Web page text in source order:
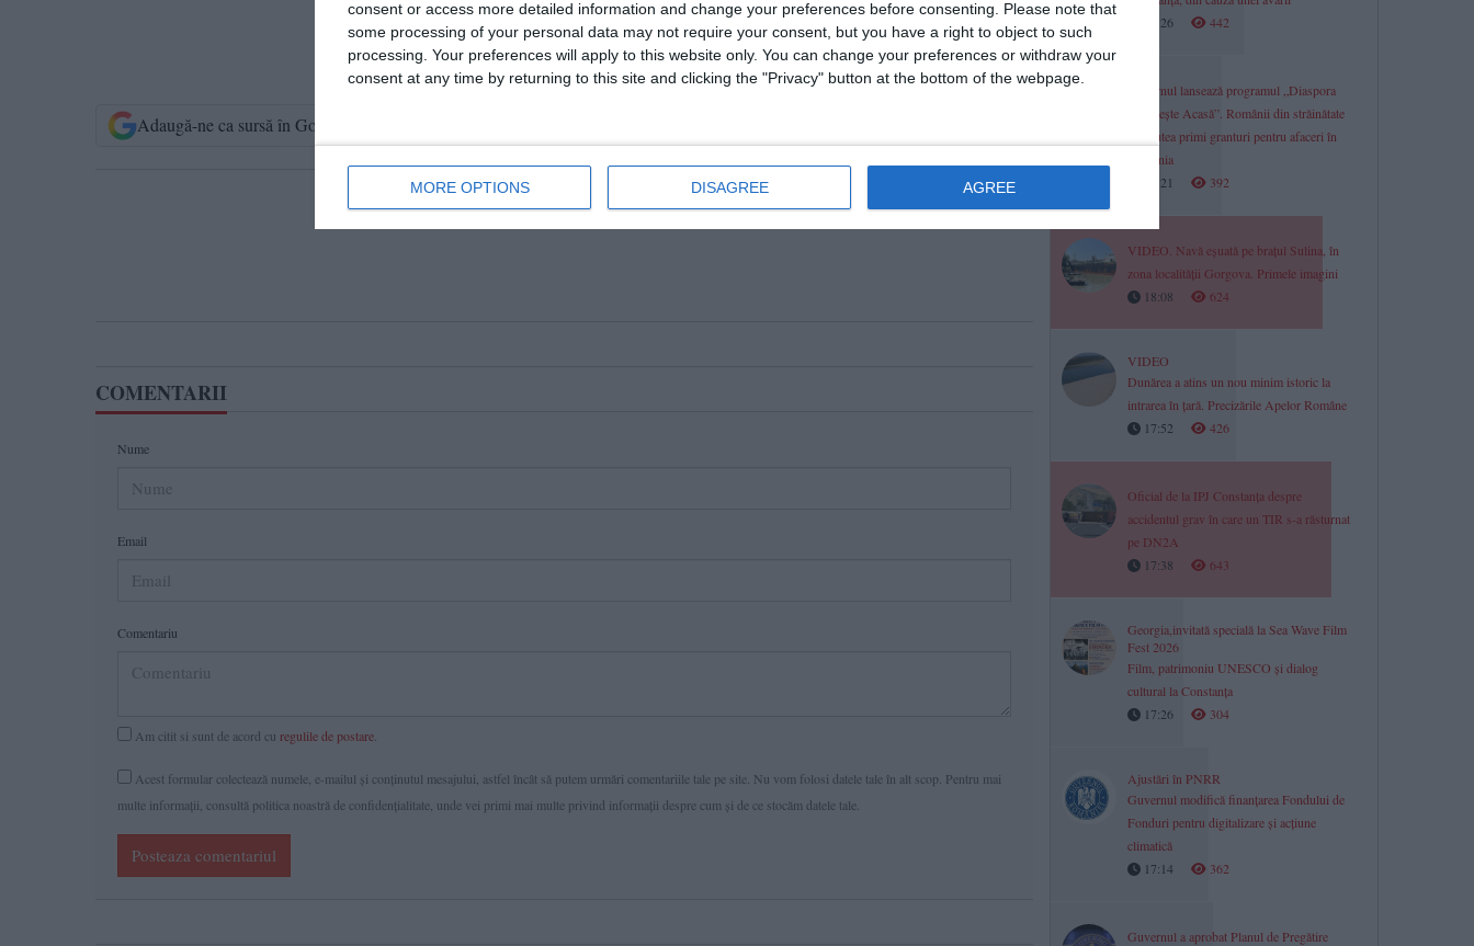
consent or access more detailed information and change your preferences before consenting.
Please note that
some processing of your personal data may not require your consent, but you have a right to object to such
processing. Your preferences will apply to this website only. You can change your preferences or withdraw your
consent at any time by returning to this site and clicking the "Privacy" button at the bottom of the webpage.
MORE OPTIONS DISAGREE AGREE
Adaugă-ne ca sursă în Google
Ti-a placut articolul?
COMENTARII
Nume
Email
Comentariu
Am citit si sunt de acord cu regulile de postare
Acest formular colectează numele, e-mailul şi conținutul mesajului, astfel încât să putem urmări comentariile tale pe site. Nu vom folosi datele tale în alt scop. Pentru mai
multe informaţii, consultă politica noastră de confidenţialitate, unde vei primi mai multe privind informaţii despre cum și de ce stocăm datele tale.
Posteaza comentariul
18:26
442
Guvernul lansează programul „Diaspora
Investește Acasă”. Românii din străinătate
vor putea primi granturi pentru afaceri în
România
18:21
392
VIDEO. Navă eșuată pe brațul Sulina, în
zona localității Gorgova. Primele imagini
18:08
624
VIDEO
Dunărea a atins un nou minim istoric la
intrarea în țară. Precizările Apelor Române
17:52
426
Oficial de la IPJ Constanța despre
accidentul grav în care un TIR s-a răsturnat
pe DN2A
17:38
643
Georgia,invitată specială la Sea Wave Film
Fest 2026
Film, patrimoniu UNESCO și dialog
cultural la Constanța
17:26
304
Ajustări în PNRR
Guvernul modifică finanțarea Fondului de
Fonduri pentru digitalizare și acțiune
climatică
17:14
362
Guvernul a aprobat Planul de Pregătire